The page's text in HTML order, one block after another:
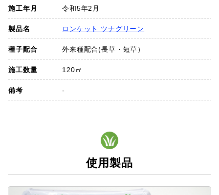
お問い合わせ
施工年月 令和5年2月
製品名 ロンケット ツナグリーン
種子配合 外来種配合(長草・短草）
施工数量 120㎡
備考 -
使用製品